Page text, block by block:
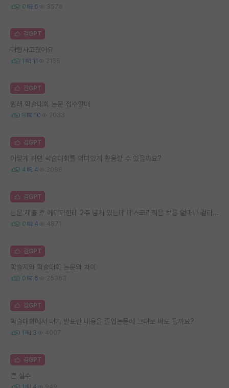
0 6 3576
김GPT
대형사고쳤어요
1 11 2165
김GPT
원래 학술대회 논문 접수할때
8 10 2033
김GPT
어떻게 하면 학술대회를 의미있게 활용할 수 있을까요?
4 4 2098
김GPT
논문 제출 후 에디터한테 2주 넘게 있는데 데스크리젝은 보통 얼마나 걸리나요?
0 4 4871
김GPT
학술지와 학술대회 논문의 차이
0 6 25363
김GPT
학술대회에서 내가 발표한 내용을 졸업논문에 그대로 써도 될까요?
1 3 4007
김GPT
큰 실수